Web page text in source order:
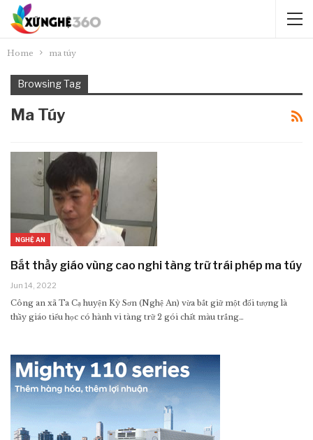
Home ma túy
Browsing Tag
Ma Túy
NGHỆ AN
Bắt thầy giáo vùng cao nghi tàng trữ trái phép ma túy
Jun 14, 2022
Công an xã Ta Cạ huyện Kỳ Sơn (Nghệ An) vừa bắt giữ một đối tượng là
thầy giáo tiểu học có hành vi tàng trữ 2 gói chất màu trắng…